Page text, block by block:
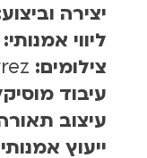
יצירה
ליווי אמנותי:
צילומים:
עיבוד
עיצוב
ייעוץ